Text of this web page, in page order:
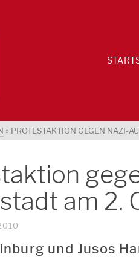
» PROTESTAKTION GEGEN NAZI-
am 2.
und Jusos